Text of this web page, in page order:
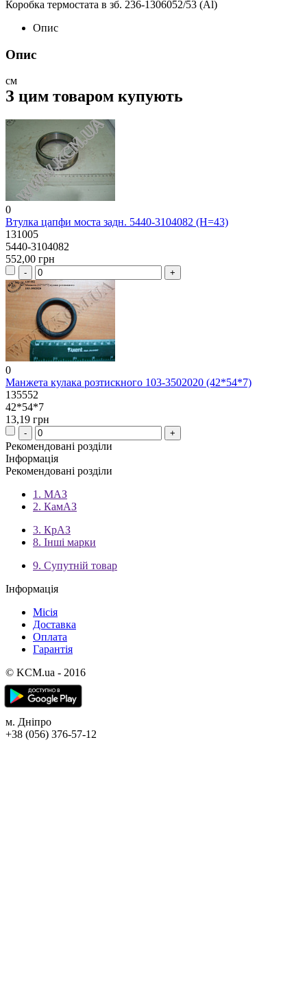
Коробка термостата в зб. 236-1306052/53 (Al)
Опис
Опис
см
З цим товаром купують
0
Втулка цапфи моста задн. 5440-3104082 (Н=43)
131005
5440-3104082
552,00 грн
0
Манжета кулака розтискного 103-3502020 (42*54*7)
135552
42*54*7
13,19 грн
Рекомендовані розділи
Інформація
Рекомендовані розділи
1. МАЗ
2. КамАЗ
3. КрАЗ
8. Інші марки
9. Супутній товар
Інформація
Місія
Доставка
Оплата
Гарантія
© KCM.ua - 2016
м. Дніпро
+38 (056) 376-57-12